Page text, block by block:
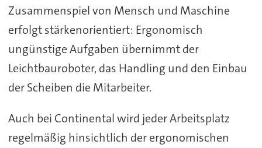
Zusammenspiel von Mensch und Maschine
erfolgt stärkenorientiert: Ergonomisch
ungünstige Aufgaben übernimmt der
Leichtbauroboter, das Handling und den Einbau
der Scheiben die Mitarbeiter.
Auch bei Continental wird jeder Arbeitsplatz
regelmäßig hinsichtlich der ergonomischen